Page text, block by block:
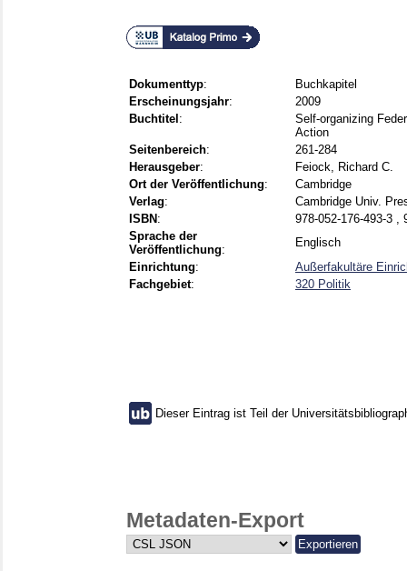
Dokumenttyp:
Buchkapitel
Erscheinungsjahr:
2009
Buchtitel :
Self-organizing
Action
Seitenbereich:
261-284
Herausgeber:
Feiock, Richard C.
Ort der Veröffentlichung:
Cambridge
Verlag:
Cambridge Univ.
ISBN :
978-052-176-493-3 ,
Sprache der
Veröffentlichung:
Englisch
Einrichtung:
Außerfakultäre
Fachgebiet: 320 Politik
Dieser Eintrag ist Teil der
Metadaten-Export